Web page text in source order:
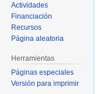
Actividades
Financiación
Recursos
Página aleatoria
Herramientas
Páginas especiales
Versión para imprimir